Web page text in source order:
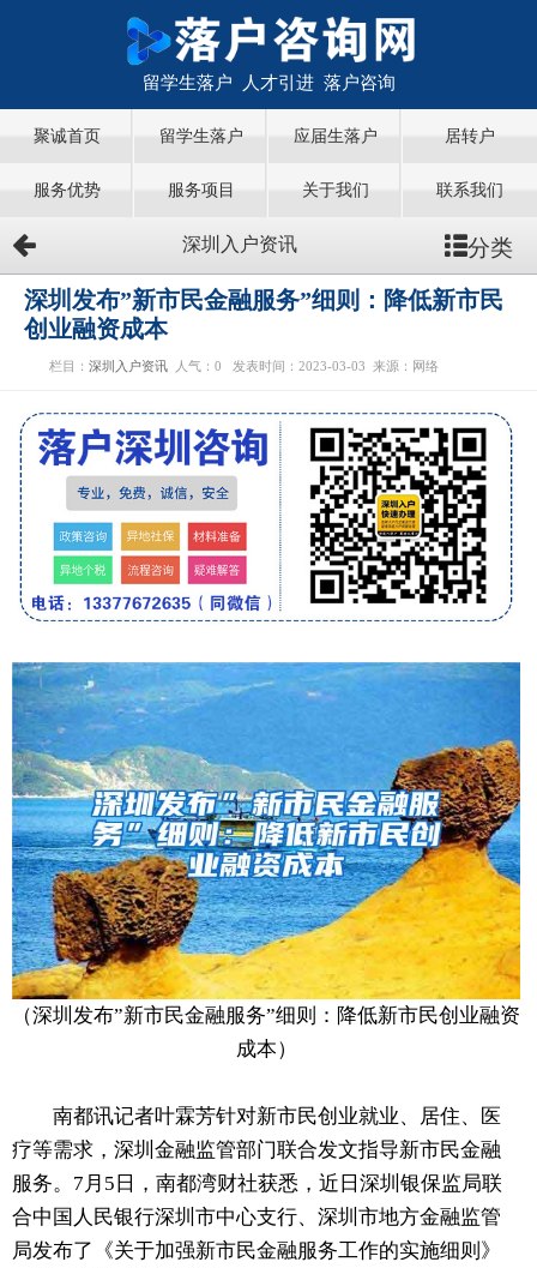
留学生落户 人才引进 落户咨询
聚诚首页 留学生落户 应届生落户 居转户
服务优势 服务项目 关于我们 联系我们
深圳入户资讯 分类
深圳发布”新市民金融服务”细则：降低新市民
创业融资成本
栏目： 深圳入户资讯 人气： 0 发表时间：2023-03-03 来源：网络
（深圳发布”新市民金融服务”细则：降低新市民创业融资
成本）
南都讯记者叶霖芳针对新市民创业就业、居住、医
疗等需求，深圳金融监管部门联合发文指导新市民金融
服务。7月5日，南都湾财社获悉，近日深圳银保监局联
合中国人民银行深圳市中心支行、深圳市地方金融监管
局发布了《关于加强新市民金融服务工作的实施细则》